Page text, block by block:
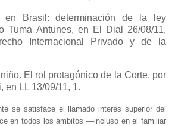
en Brasil: determinación de la ley
Tuma Antunes, en El Dial 26/08/11,
Internacional Privado y de la
El rol protagónico de la Corte, por
en LL 13/09/11, 1.
se satisface el llamado interés superior del
en todos los ámbitos —incluso en el familiar